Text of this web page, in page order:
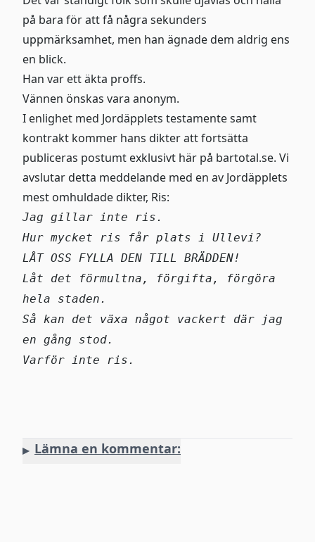
på bara för att få några sekunders
uppmärksamhet, men han ägnade dem aldrig ens
en blick.
Han var ett äkta proffs.
Vännen önskas vara anonym.
I enlighet med Jordäpplets testamente samt
kontrakt kommer hans dikter att fortsätta
publiceras postumt exklusivt här på bartotal.se. Vi
avslutar detta meddelande med en av Jordäpplets
mest omhuldade dikter, Ris:
Jag gillar inte ris.
Hur mycket ris får plats i Ullevi?
LÅT OSS FYLLA DEN TILL BRÄDDEN!
Låt det förmultna, förgifta, förgöra
hela staden.
Så kan det växa något vackert där jag
en gång stod.
Varför inte ris.
Lämna en kommentar: